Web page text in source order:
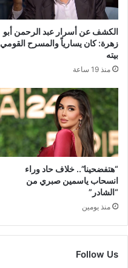
الكشف عن أسرار عبد الرحمن أبو
زهرة: كان يسارياً والمسرح القومي
بيته
منذ 19 ساعة
“هتفضحينا”.. خلاف حاد وراء
انسحاب ياسمين صبري من
“الشادر”
منذ يومين
Follow Us